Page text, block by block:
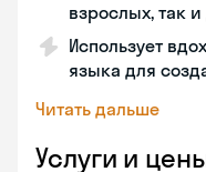
взрослых, так и
Использует
языка для
Читать дальше
Услуги и